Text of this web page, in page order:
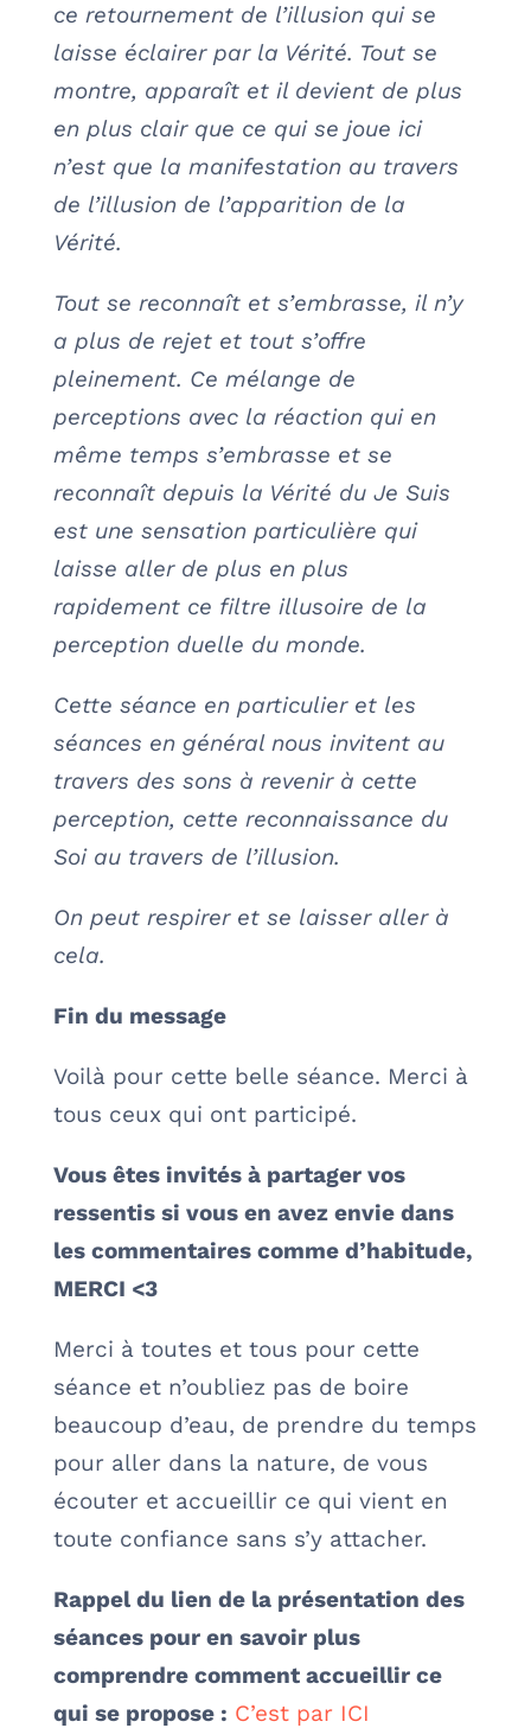
ce retournement de l’illusion qui se
laisse éclairer par la Vérité. Tout se
montre, apparaît et il devient de plus
en plus clair que ce qui se joue ici
n’est que la manifestation au travers
de l’illusion de l’apparition de la
Vérité.
Tout se reconnaît et s’embrasse, il n’y
a plus de rejet et tout s’offre
pleinement. Ce mélange de
perceptions avec la réaction qui en
même temps s’embrasse et se
reconnaît depuis la Vérité du Je Suis
est une sensation particulière qui
laisse aller de plus en plus
rapidement ce filtre illusoire de la
perception duelle du monde.
Cette séance en particulier et les
séances en général nous invitent au
travers des sons à revenir à cette
perception, cette reconnaissance du
Soi au travers de l’illusion.
On peut respirer et se laisser aller à
cela.
Fin du message
Voilà pour cette belle séance. Merci à
tous ceux qui ont participé.
Vous êtes invités à partager vos
ressentis si vous en avez envie dans
les commentaires comme d’habitude,
MERCI <3
Merci à toutes et tous pour cette
séance et n’oubliez pas de boire
beaucoup d’eau, de prendre du temps
pour aller dans la nature, de vous
écouter et accueillir ce qui vient en
toute confiance sans s’y attacher.
Rappel du lien de la présentation des
séances pour en savoir plus
comprendre comment accueillir ce
qui se propose : C’est par ICI